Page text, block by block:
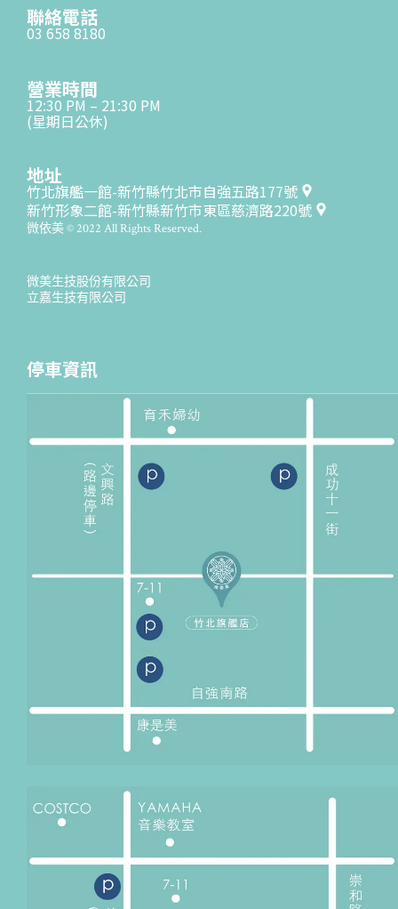
聯絡電話
03 658 8180
營業時間
12:30 PM – 21:30 PM
(星期日公休)
地址
竹北旗艦一館-新竹縣竹北市自強五路177號
新竹形象二館-新竹縣新竹市東區慈濟路220號
微依美 © 2022 All Rights Reserved.
微美生技股份有限公司
立嘉生技有限公司
停車資訊